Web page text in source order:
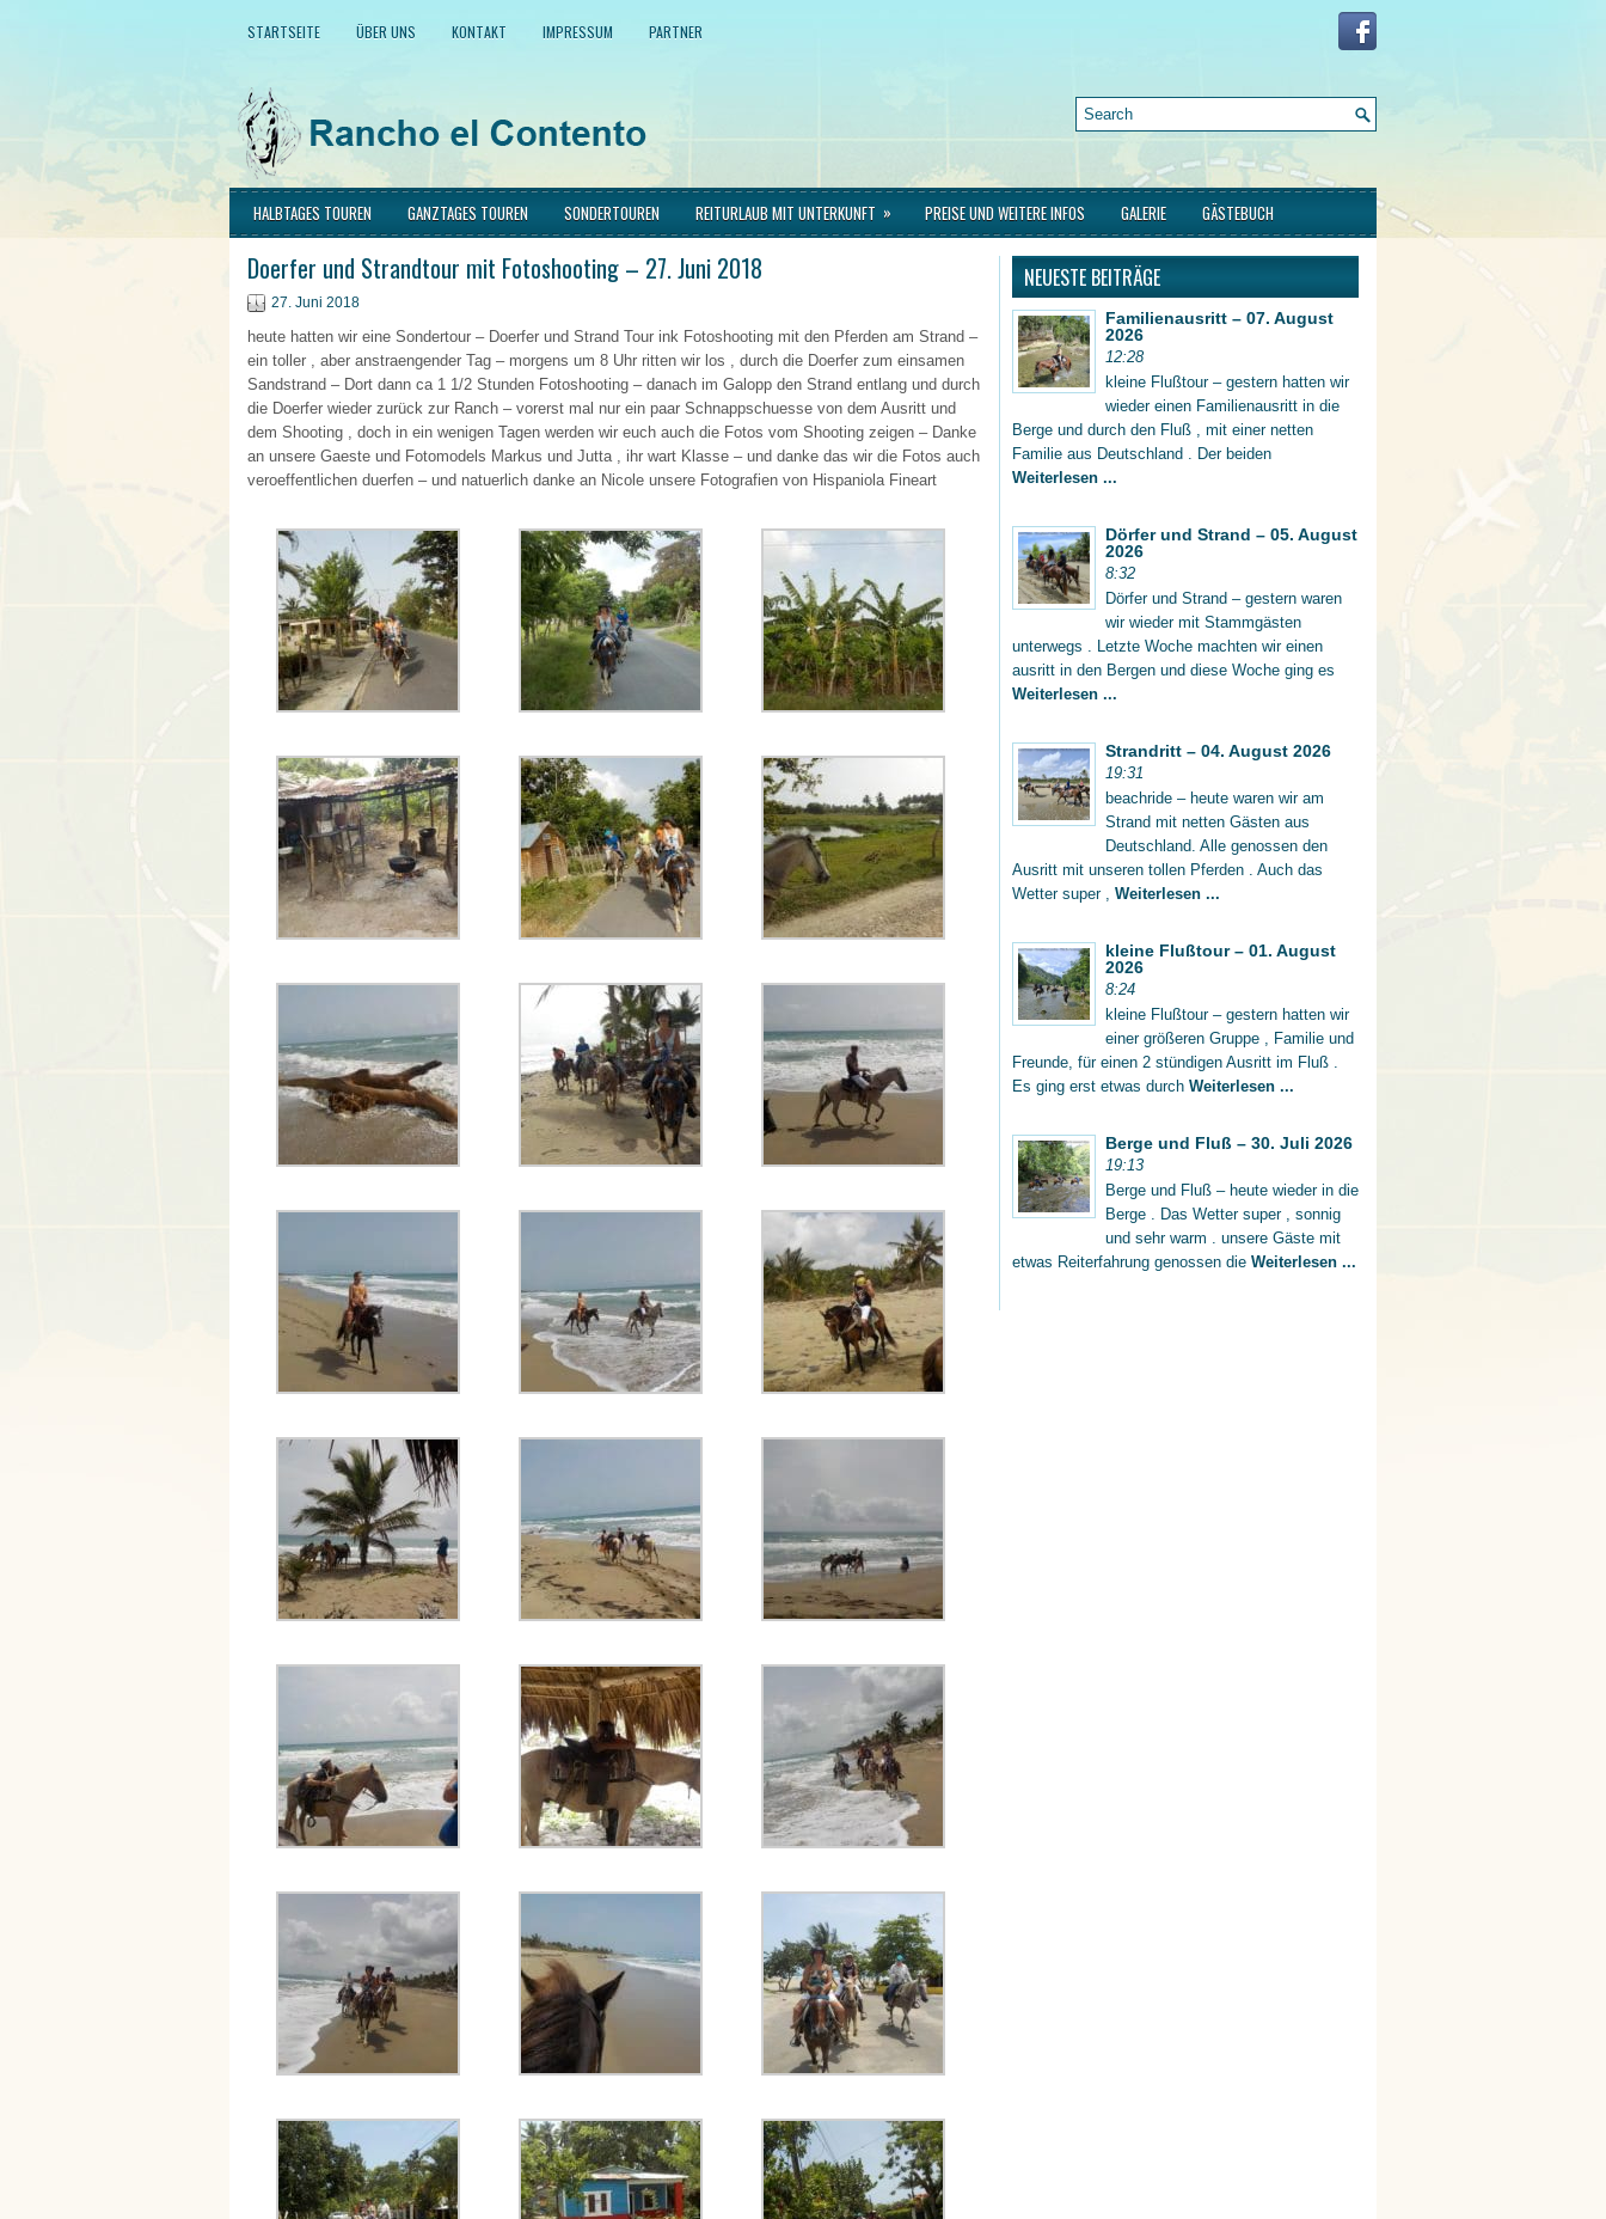
STARTSEITE ÜBER UNS KONTAKT IMPRESSUM PARTNER
HALBTAGES TOUREN GANZTAGES TOUREN SONDERTOUREN REITURLAUB MIT UNTERKUNFT » PREISE UND WEITERE INFOS GALERIE GÄSTEBUCH
Doerfer und Strandtour mit Fotoshooting – 27. Juni 2018
27. Juni 2018
heute hatten wir eine Sondertour – Doerfer und Strand Tour ink Fotoshooting mit den Pferden am Strand –
ein toller , aber anstraengender Tag – morgens um 8 Uhr ritten wir los , durch die Doerfer zum einsamen
Sandstrand – Dort dann ca 1 1/2 Stunden Fotoshooting – danach im Galopp den Strand entlang und durch
die Doerfer wieder zurück zur Ranch – vorerst mal nur ein paar Schnappschuesse von dem Ausritt und
dem Shooting , doch in ein wenigen Tagen werden wir euch auch die Fotos vom Shooting zeigen – Danke
an unsere Gaeste und Fotomodels Markus und Jutta , ihr wart Klasse – und danke das wir die Fotos auch
veroeffentlichen duerfen – und natuerlich danke an Nicole unsere Fotografien von Hispaniola Fineart
NEUESTE BEITRÄGE
Familienausritt – 07. August
2026
12:28
kleine Flußtour – gestern hatten wir
wieder einen Familienausritt in die
Berge und durch den Fluß , mit einer netten
Familie aus Deutschland . Der beiden
Weiterlesen ...
Dörfer und Strand – 05. August
2026
8:32
Dörfer und Strand – gestern waren
wir wieder mit Stammgästen
unterwegs . Letzte Woche machten wir einen
ausritt in den Bergen und diese Woche ging es
Weiterlesen ...
Strandritt – 04. August 2026
19:31
beachride – heute waren wir am
Strand mit netten Gästen aus
Deutschland. Alle genossen den
Ausritt mit unseren tollen Pferden . Auch das
Wetter super , Weiterlesen ...
kleine Flußtour – 01. August
2026
8:24
kleine Flußtour – gestern hatten wir
einer größeren Gruppe , Familie und
Freunde, für einen 2 stündigen Ausritt im Fluß .
Es ging erst etwas durch Weiterlesen ...
Berge und Fluß – 30. Juli 2026
19:13
Berge und Fluß – heute wieder in die
Berge . Das Wetter super , sonnig
und sehr warm . unsere Gäste mit
etwas Reiterfahrung genossen die Weiterlesen ...